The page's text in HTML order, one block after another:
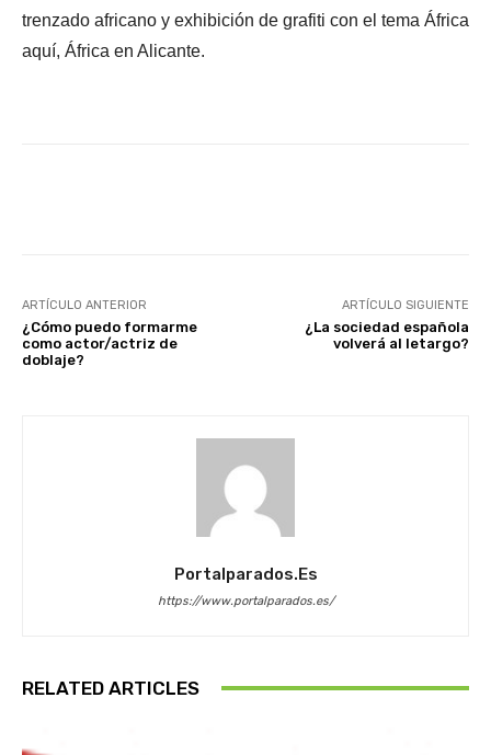
trenzado africano y exhibición de grafiti con el tema África
aquí, África en Alicante.
ARTÍCULO ANTERIOR
¿Cómo puedo formarme
como actor/actriz de
doblaje?
ARTÍCULO SIGUIENTE
¿La sociedad española
volverá al letargo?
Portalparados.es
https://www.portalparados.es/
RELATED ARTICLES